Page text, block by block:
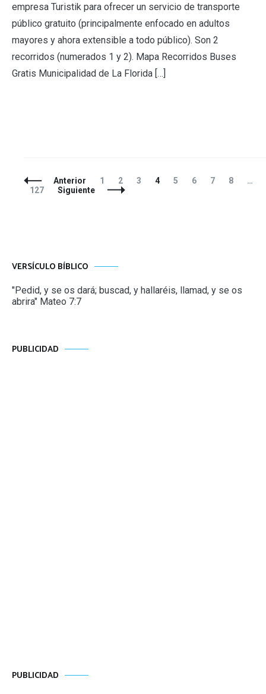
empresa Turistik para ofrecer un servicio de transporte
público gratuito (principalmente enfocado en adultos
mayores y ahora extensible a todo público). Son 2
recorridos (numerados 1 y 2). Mapa Recorridos Buses
Gratis Municipalidad de La Florida […]
Navegación
de
Anterior Página
1 Página
2 Página
3 Página
4 Página
5 Página
6 Página
7 Página
8
…
Página
127 Siguiente
VERSÍCULO BÍBLICO
"Pedid, y se os dará; buscad, y hallaréis, llamad, y se os
abrira" Mateo 7:7
PUBLICIDAD
PUBLICIDAD